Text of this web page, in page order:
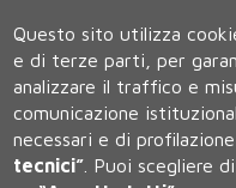
Questo sito utilizza
e di terze parti, per
analizzare il traffico e
comunicazione
necessari e di
tecnici” Puoi scegliere